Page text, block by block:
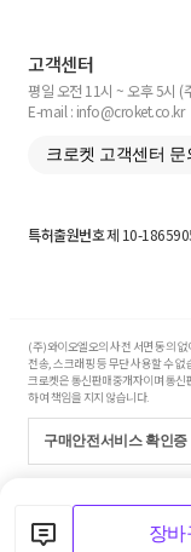
장바
고객센터
평일 오전 11시 ~ 오후 5시 (
E-mail : info@croket.co.kr
크로켓 고객센터 문
특허출원번호제 10-
(주)와이오엘오의 사전 서면 동의
전송, 스크래핑 등 무단 사용할 수 없
크로켓은 통신판매중개자이며 통신
하여 책임을 지지 않습니다.
구매안전서비스 확인증